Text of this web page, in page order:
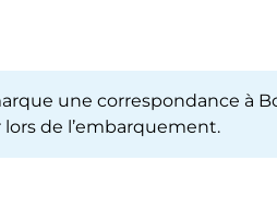
une correspondance à
de l’embarquement.